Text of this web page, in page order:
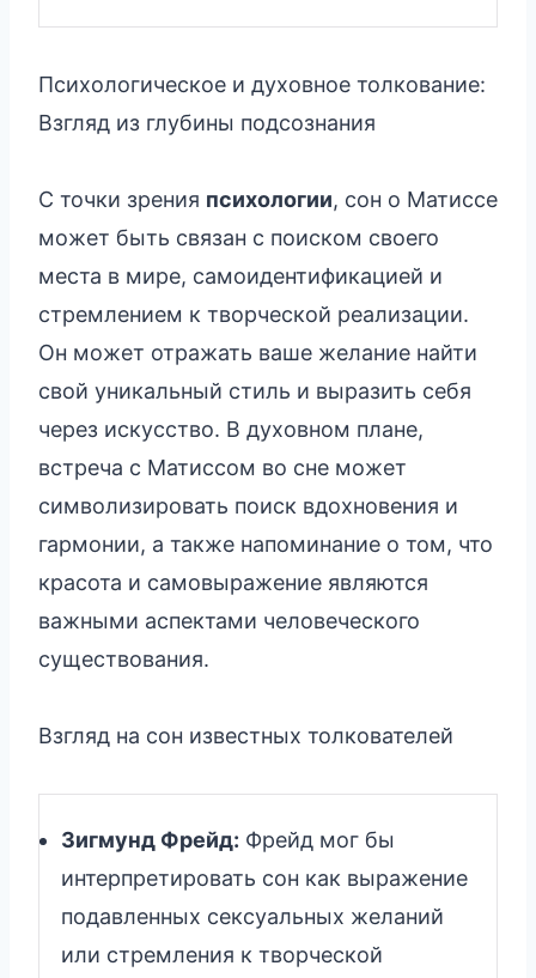
Психологическое и духовное толкование:
Взгляд из глубины подсознания
С точки зрения психологии, сон о Матиссе
может быть связан с поиском своего
места в мире, самоидентификацией и
стремлением к творческой реализации.
Он может отражать ваше желание найти
свой уникальный стиль и выразить себя
через искусство. В духовном плане,
встреча с Матиссом во сне может
символизировать поиск вдохновения и
гармонии, а также напоминание о том, что
красота и самовыражение являются
важными аспектами человеческого
существования.
Взгляд на сон известных толкователей
Зигмунд Фрейд: Фрейд мог бы
интерпретировать сон как выражение
подавленных сексуальных желаний
или стремления к творческой